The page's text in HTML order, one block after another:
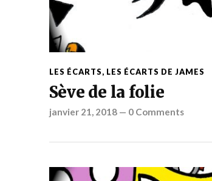
LES ÉCARTS, LES ÉCARTS DE JAMES
Sève de la folie
janvier 21, 2018— 0 Comments